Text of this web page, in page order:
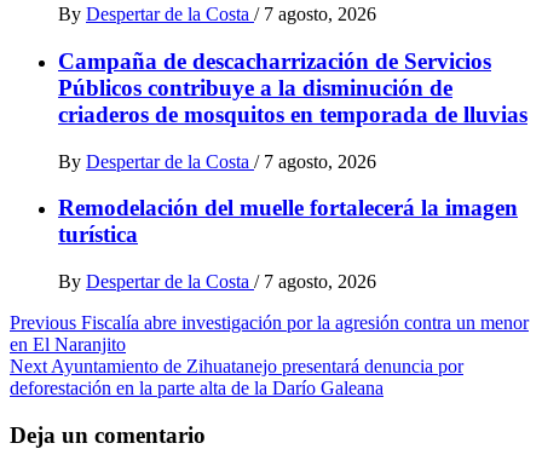
By Despertar de la Costa / 7 agosto, 2026
Campaña de descacharrización de Servicios
Públicos contribuye a la disminución de
criaderos de mosquitos en temporada de lluvias
By Despertar de la Costa / 7 agosto, 2026
Remodelación del muelle fortalecerá la imagen
turística
By Despertar de la Costa / 7 agosto, 2026
Post
navigation
Previous Fiscalía abre investigación por la agresión contra un menor
en El Naranjito
Next Ayuntamiento de Zihuatanejo presentará denuncia por
deforestación en la parte alta de la Darío Galeana
Deja un comentario